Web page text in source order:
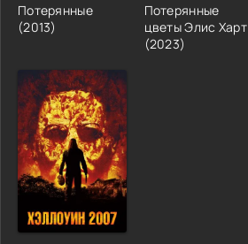
Потерянные
(2013)
Потерянные
цветы Элис Харт
(2023)